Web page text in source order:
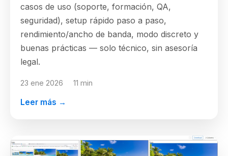
casos de uso (soporte, formación, QA,
seguridad), setup rápido paso a paso,
rendimiento/ancho de banda, modo discreto y
buenas prácticas — solo técnico, sin asesoría
legal.
23 ene 2026 11 min
Leer más →